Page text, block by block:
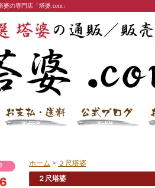
の専門店「塔婆.com」
ホーム > ２尺塔婆
２尺塔婆